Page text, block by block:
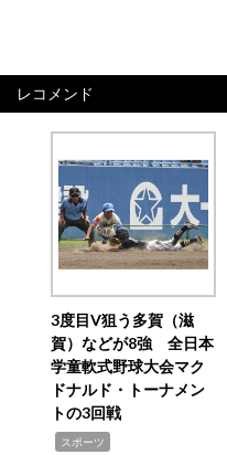
レコメンド
3度目V狙う多賀（滋
賀）などが8強 全日本
学童軟式野球大会マク
ドナルド・トーナメン
トの3回戦
スポーツ